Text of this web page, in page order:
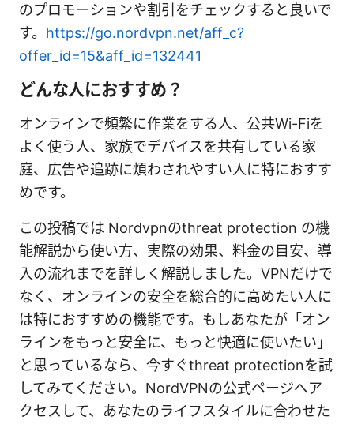
のプロモーションや割引をチェックすると良いで
す。 https://go.nordvpn.net/aff_c?
offer_id=15&aff_id=132441
どんな人におすすめ？
オンラインで頻繁に作業をする人、公共Wi-Fiを
よく使う人、家族でデバイスを共有している家
庭、広告や追跡に煩わされやすい人に特におすす
めです。
この投稿では Nordvpnのthreat protection の機
能解説から使い方、実際の効果、料金の目安、導
入の流れまでを詳しく解説しました。VPNだけで
なく、オンラインの安全を総合的に高めたい人に
は特におすすめの機能です。もしあなたが「オン
ラインをもっと安全に、もっと快適に使いたい」
と思っているなら、今すぐthreat protectionを試
してみてください。NordVPNの公式ページへア
クセスして、あなたのライフスタイルに合わせた